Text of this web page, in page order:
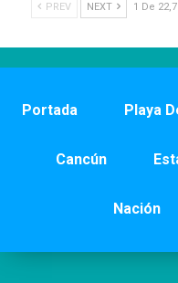
PREV NEXT 1 De
Portada Playa
Cancún
Nación